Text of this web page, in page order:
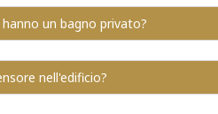
un bagno privato?
nell'edificio?